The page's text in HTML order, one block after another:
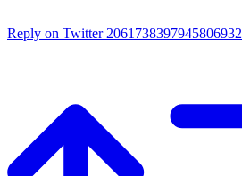
Reply on Twitter 2061738397945806932